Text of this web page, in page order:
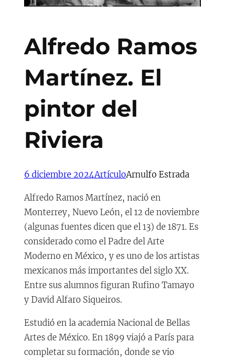
Alfredo Ramos
Martínez. El
pintor del
Riviera
6 diciembre 2024ArtículoArnulfo Estrada
Alfredo Ramos Martínez, nació en
Monterrey, Nuevo León, el 12 de noviembre
(algunas fuentes dicen que el 13) de 1871. Es
considerado como el Padre del Arte
Moderno en México, y es uno de los artistas
mexicanos más importantes del siglo XX.
Entre sus alumnos figuran Rufino Tamayo
y David Alfaro Siqueiros.
Estudió en la academia Nacional de Bellas
Artes de México. En 1899 viajó a París para
completar su formación, donde se vio